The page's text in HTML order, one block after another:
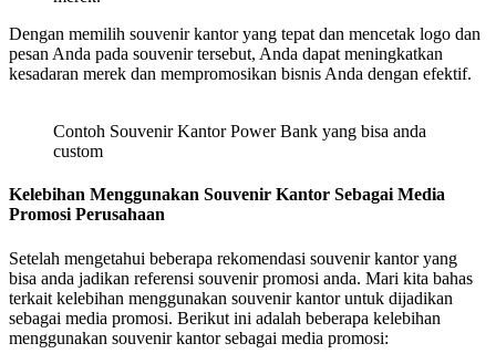
Dengan memilih souvenir kantor yang tepat dan mencetak logo dan
pesan Anda pada souvenir tersebut, Anda dapat meningkatkan
kesadaran merek dan mempromosikan bisnis Anda dengan efektif.
Contoh Souvenir Kantor Power Bank yang bisa anda
custom
Kelebihan Menggunakan Souvenir Kantor Sebagai Media
Promosi Perusahaan
Setelah mengetahui beberapa rekomendasi souvenir kantor yang
bisa anda jadikan referensi souvenir promosi anda. Mari kita bahas
terkait kelebihan menggunakan souvenir kantor untuk dijadikan
sebagai media promosi. Berikut ini adalah beberapa kelebihan
menggunakan souvenir kantor sebagai media promosi: